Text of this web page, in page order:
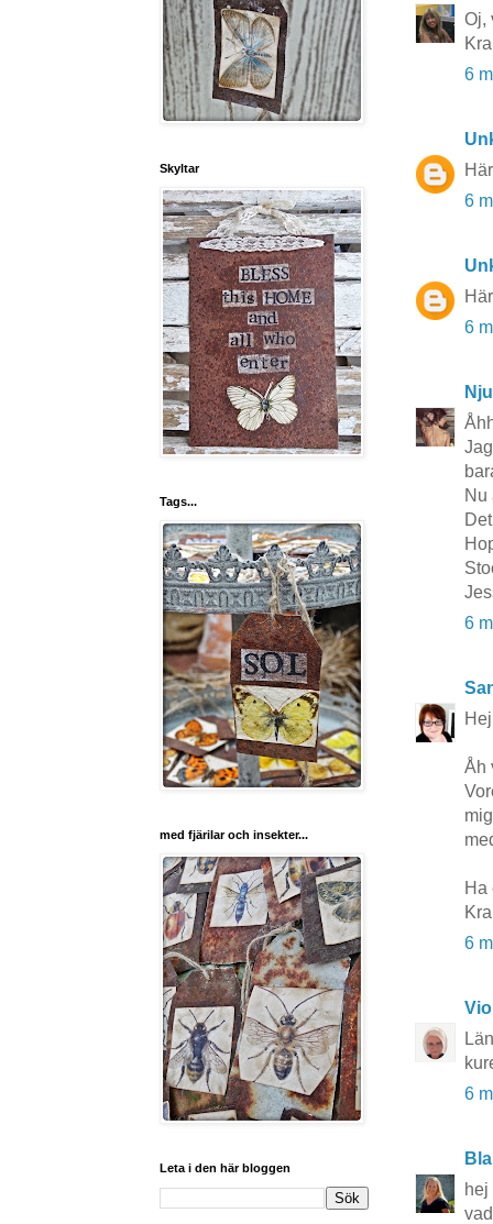
Oj,
6
6
6
Nu
6
Åh
Ha
6
6
Skyltar
Tags...
med fjärilar och insekter...
Leta i den här bloggen